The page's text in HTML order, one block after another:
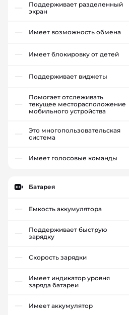
Поддерживает разделенный
экран
Имеет возможность обмена
Имеет блокировку от детей
Поддерживает виджеты
Помогает отслеживать
текущее месторасположение
мобильного устройства
Это многопользовательская
система
Имеет голосовые команды
Батарея
Емкость аккумулятора
Поддерживает быструю
зарядку
Скорость зарядки
Имеет индикатор уровня
заряда батареи
Имеет аккумулятор